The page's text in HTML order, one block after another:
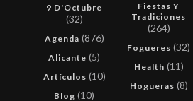
9 D'Octubre
(32)
Agenda (876)
Alicante (5)
Artículos (10)
Blog (10)
Fiestas Y
Tradiciones
(264)
Fogueres (32)
Health (11)
Hogueras (8)